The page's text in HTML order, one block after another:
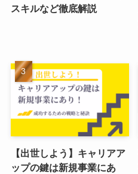
スキルなど徹底解説
【出世しよう】キャリアア
ップの鍵は新規事業にあ